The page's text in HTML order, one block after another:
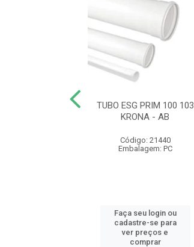
TUBO ESG PRIM 100 103
KRONA - AB
Código: 21440
Embalagem: PC
Faça seu login ou
cadastre-se para
ver preços e
comprar